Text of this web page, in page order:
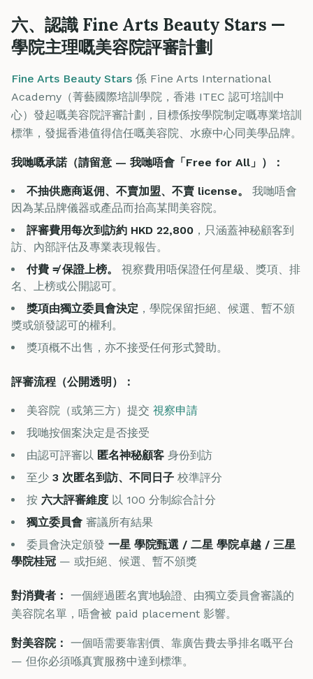
六、認識 Fine Arts Beauty Stars —
學院主理嘅美容院評審計劃
Fine Arts Beauty Stars 係 Fine Arts International
Academy（菁藝國際培訓學院，香港 ITEC 認可培訓中
心）發起嘅美容院評審計劃，目標係按學院制定嘅專業培訓
標準，發掘香港值得信任嘅美容院、水療中心同美學品牌。
我哋嘅承諾（請留意 — 我哋唔會「Free for All」）：
不抽供應商返佣、不賣加盟、不賣 license。
我哋唔會
因為某品牌儀器或產品而抬高某間美容院。
評審費用每次到訪約 HKD 22,800 ，只涵蓋神秘顧客到
訪、內部評估及專業表現報告。
付費 ≠ 保證上榜。
視察費用唔保證任何星級、獎項、排
名、上榜或公開認可。
獎項由獨立委員會決定 ，學院保留拒絕、候選、暫不頒
獎或頒發認可的權利。
獎項概不出售，亦不接受任何形式贊助。
評審流程（公開透明）：
美容院（或第三方）提交 視察申請
我哋按個案決定是否接受
由認可評審以 匿名神秘顧客 身份到訪
至少 3 次匿名到訪、不同日子 校準評分
按 六大評審維度 以 100 分制綜合計分
獨立委員會 審議所有結果
委員會決定頒發 一星 學院甄選 / 二星 學院卓越 / 三星
學院桂冠 — 或拒絕、候選、暫不頒獎
對消費者： 一個經過匿名實地驗證、由獨立委員會審議的
美容院名單，唔會被 paid placement 影響。
對美容院： 一個唔需要靠割價、靠廣告費去爭排名嘅平台
— 但你必須喺真實服務中達到標準。